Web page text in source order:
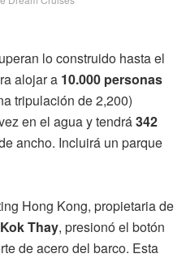
lo construido hasta el
alojar a 10.000 personas
tripulación de 2,200)
en el agua y tendrá342
ancho. Incluirá un parque
Hong Kong, propietaria de
Thay, presionó el botón
de acero del barco. Esta